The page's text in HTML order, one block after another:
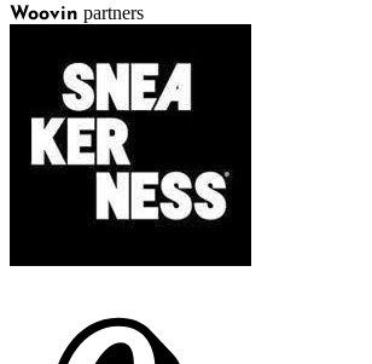
Woovin partners